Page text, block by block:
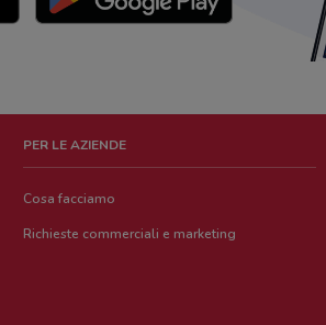
PER LE AZIENDE
Cosa facciamo
Richieste commerciali e marketing